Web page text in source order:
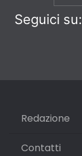
Seguici su:
Redazione
Contatti